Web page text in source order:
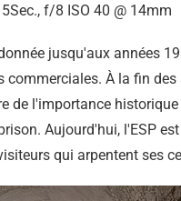
f/8 ISO 40 @ 14mm
jusqu'aux années
À la fin
de l'importance
Aujourd'hui, l'ESP
qui arpentent ses